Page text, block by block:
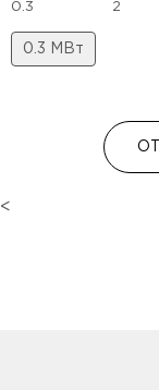
0.3 2
0.3 МВт
<